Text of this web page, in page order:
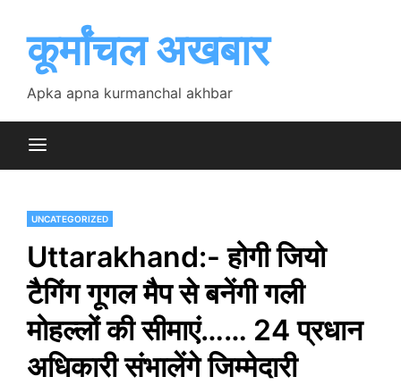
contentकूर्मांचल अखबार
Apka apna kurmanchal akhbar
UNCATEGORIZED
Uttarakhand:- होगी जियो
टैगिंग गूगल मैप से बनेंगी गली
मोहल्लों की सीमाएं…… 24 प्रधान
अधिकारी संभालेंगे जिम्मेदारी